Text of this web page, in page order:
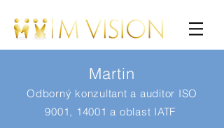
Martin
Odborný konzultant a auditor ISO
9001, 14001 a oblast IATF